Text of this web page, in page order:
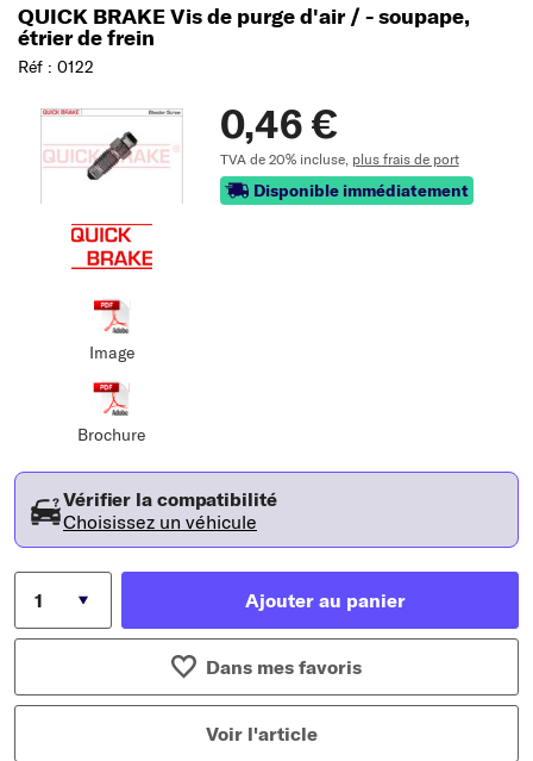
QUICK BRAKE Vis de purge d'air / - soupape,
étrier de frein
Réf : 0122
Image
Brochure
0,46 €
TVA de 20% incluse, plus frais de port
Disponible immédiatement
Vérifier la compatibilité
Choisissez un véhicule
Ajouter au panier
Dans mes favoris
Voir l'article